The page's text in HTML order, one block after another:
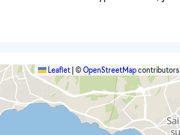
Leaflet ©OpenStreetMapcontributors